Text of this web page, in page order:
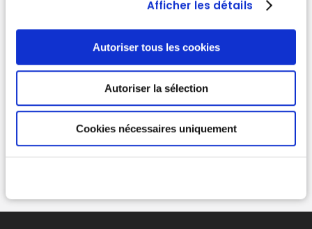
Afficher les détails
Autoriser tous les cookies
Autoriser la sélection
Cookies nécessaires uniquement
Lire plus